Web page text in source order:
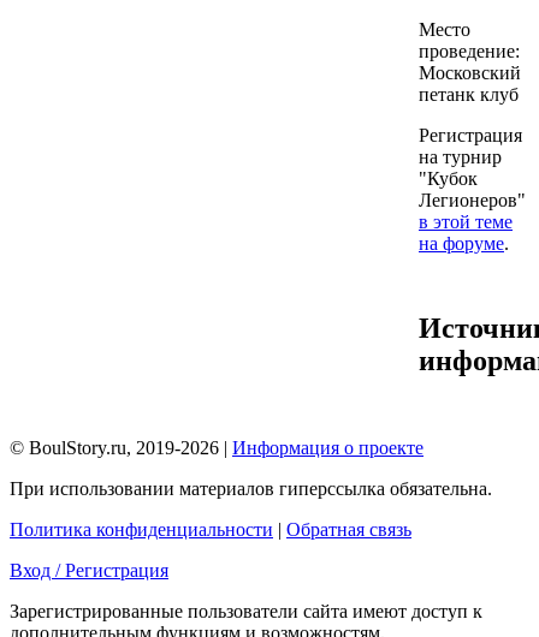
Место
проведение:
Московский
петанк клуб
Регистрация
на турнир
"Кубок
Легионеров"
в этой теме
на форуме.
© BoulStory.ru, 2019-2026 | Информация о проекте
При использовании материалов гиперссылка обязательна.
Политика конфиденциальности | Обратная связь
Вход / Регистрация
Зарегистрированные пользователи сайта имеют доступ к